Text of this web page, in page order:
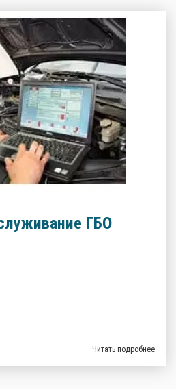
ГБО
Читать подробнее